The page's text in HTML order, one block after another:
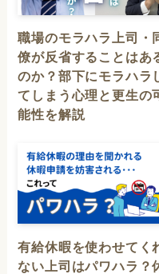
職場のモラハラ上司・
僚が反省することはあ
のか？部下にモラハラ
てしまう心理と更生の
能性を解説
有給休暇を使わせてく
ない上司はパワハラ？